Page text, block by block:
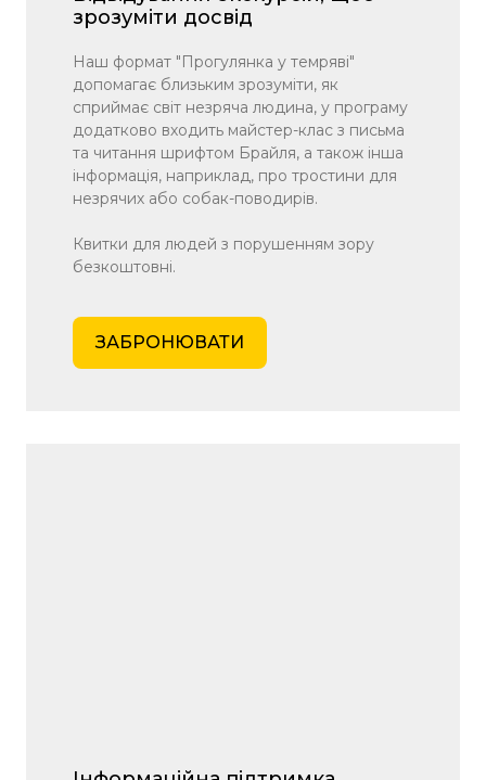
зрозуміти досвід
Наш формат "Прогулянка у темряві"
допомагає близьким зрозуміти, як
сприймає світ незряча людина, у програму
додатково входить майстер-клас з письма
та читання шрифтом Брайля, а також інша
інформація, наприклад, про тростини для
незрячих або собак-поводирів.
Квитки для людей з порушенням зору
безкоштовні.
ЗАБРОНЮВАТИ